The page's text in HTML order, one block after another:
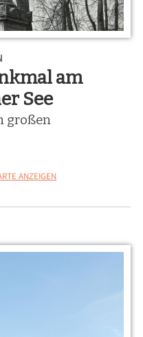
am
See
großen
ANZEIGEN